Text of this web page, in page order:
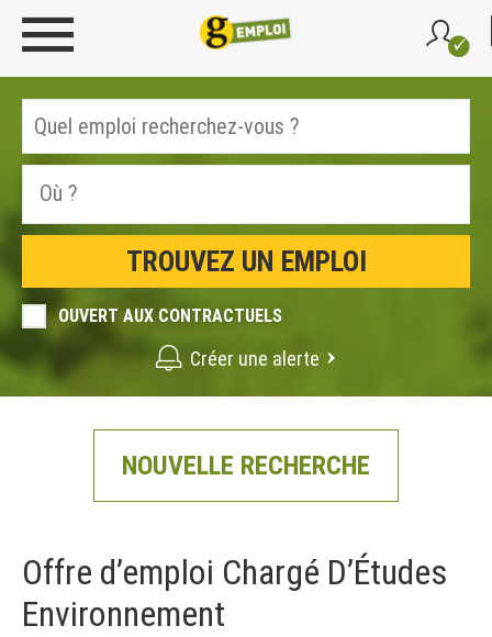
OUVERT AUX CONTRACTUELS
Créer une alerte
NOUVELLE RECHERCHE
Offre d’emploi Chargé D’Études
Environnement